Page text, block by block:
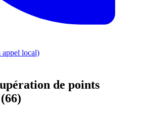
local)
de points